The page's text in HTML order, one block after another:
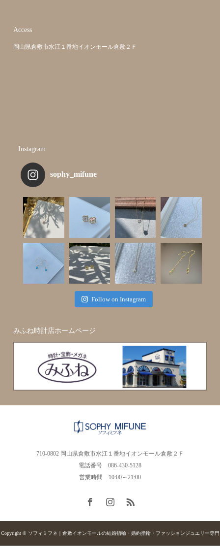
Access
岡山県倉敷市水江１番地イオンモール倉敷２Ｆ
Instagram
sophy_mifune
Follow on Instagram
みふね時計店ホームページ
710-0802 岡山県倉敷市水江１番地イオンモール倉敷２Ｆ
電話番号 086-430-5128
営業時間 10:00～21:00
Copyright © ソフィミフネ｜倉敷イオンモールの結婚指輪・婚約指輪・ファッションジュエリー専門